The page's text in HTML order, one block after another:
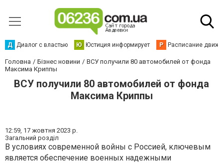
Д Диалог с властью Ю Юстиция информирует Р Расписание
Головна Бізнес новини
ВСУ получили 80 автомобилей от фонда
Максима Криппы
ВСУ получили 80 автомобилей от фонда
Максима Криппы
12:59, 17 жовтня 2023 р.
Загальний розділ
В условиях современной войны с Россией, ключевым
является обеспечение военных надежными